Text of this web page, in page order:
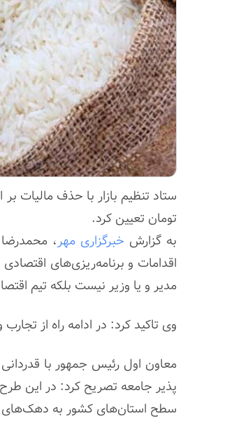
تومان تعیین کرد.
به گزارش خبرگزاری مهر،
اقدامات و برنامه‌ریزی‌های
مدیر و یا وزیر نیست بلکه تیم
وی تاکید کرد: در ادامه راه از
معاون اول رئیس جمهور با
پذیر جامعه تصریح کرد: در این طرح
سطح استان‌های کشور به دهک‌های